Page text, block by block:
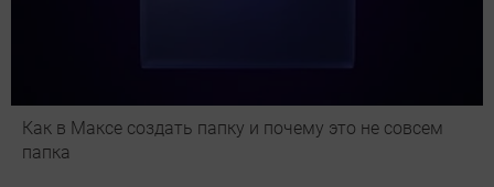
Как в Максе создать папку и почему это не совсем
папка